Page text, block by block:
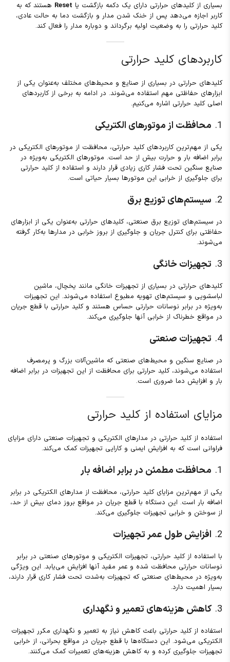
بسیاری از کلیدهای حرارتی دارای یک دکمه بازگشت یا Reset هستند که به
کاربر اجازه می‌دهد پس از خنک شدن مدار و بازگشت دما به حالت عادی،
کلید حرارتی را به وضعیت اولیه برگرداند و دوباره مدار را فعال کند.
کاربردهای کلید حرارتی
کلیدهای حرارتی در بسیاری از صنایع و محیط‌های مختلف به‌عنوان یکی از
ابزارهای حفاظتی مهم استفاده می‌شوند. در ادامه به برخی از کاربردهای
اصلی کلید حرارتی اشاره می‌کنیم.
1. محافظت از موتورهای الکتریکی
یکی از مهم‌ترین کاربردهای کلید حرارتی، محافظت از موتورهای الکتریکی در
برابر اضافه بار و حرارت بیش از حد است. موتورهای الکتریکی به‌ویژه در
صنایع سنگین تحت فشار کاری زیادی قرار دارند و استفاده از کلید حرارتی
برای جلوگیری از خرابی این موتورها بسیار حیاتی است.
2. سیستم‌های توزیع برق
در سیستم‌های توزیع برق صنعتی، کلیدهای حرارتی به‌عنوان یکی از ابزارهای
حفاظتی برای کنترل جریان و جلوگیری از بروز خرابی در مدارها به‌کار گرفته
می‌شوند.
3. تجهیزات خانگی
کلیدهای حرارتی در بسیاری از تجهیزات خانگی مانند یخچال، ماشین
لباسشویی و سیستم‌های تهویه مطبوع استفاده می‌شوند. این تجهیزات
به‌ویژه در برابر نوسانات حرارتی حساس هستند و کلید حرارتی با قطع جریان
در مواقع خطرناک از خرابی آنها جلوگیری می‌کند.
4. تجهیزات صنعتی
در صنایع سنگین و محیط‌های صنعتی که ماشین‌آلات بزرگ و پرمصرف
استفاده می‌شوند، کلید حرارتی برای محافظت از این تجهیزات در برابر اضافه
بار و افزایش دما ضروری است.
مزایای استفاده از کلید حرارتی
استفاده از کلید حرارتی در مدارهای الکتریکی و تجهیزات صنعتی دارای مزایای
فراوانی است که به افزایش ایمنی و کارایی تجهیزات کمک می‌کند.
1. محافظت مطمئن در برابر اضافه بار
یکی از مهم‌ترین مزایای کلید حرارتی، محافظت از مدارهای الکتریکی در برابر
اضافه بار است. این دستگاه با قطع جریان در مواقع بروز دمای بیش از حد،
از سوختن و خرابی تجهیزات جلوگیری می‌کند.
2. افزایش طول عمر تجهیزات
با استفاده از کلید حرارتی، تجهیزات الکتریکی و موتورهای صنعتی در برابر
نوسانات حرارتی محافظت شده و عمر مفید آنها افزایش می‌یابد. این ویژگی
به‌ویژه در محیط‌های صنعتی که تجهیزات به‌شدت تحت فشار کاری قرار دارند،
بسیار اهمیت دارد.
3. کاهش هزینه‌های تعمیر و نگهداری
استفاده از کلید حرارتی باعث کاهش نیاز به تعمیر و نگهداری مکرر تجهیزات
الکتریکی می‌شود. این دستگاه‌ها با قطع جریان در مواقع بحرانی، از خرابی
تجهیزات جلوگیری کرده و به کاهش هزینه‌های تعمیرات کمک می‌کنند.